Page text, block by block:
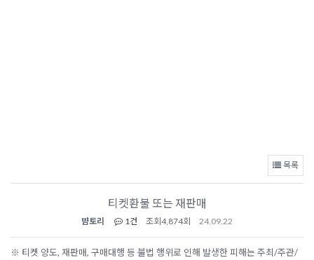
목록
티켓환불 또는 재판매
뱜토리 1건 조회 4,874회 24.09.22
※ 티켓 양도, 재판매, 구매대행 등 불법 행위로 인해 발생한 피해는 주최/주관/